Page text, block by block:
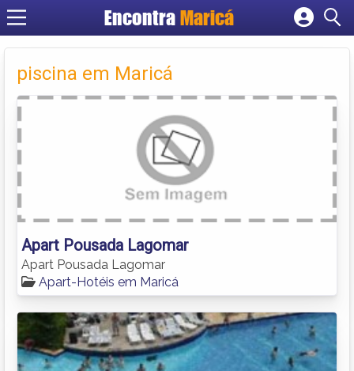
EncontraMaricá
Cadastrar empresa
Criar conta
piscina em Maricá
Apart Pousada Lagomar
Apart Pousada Lagomar
Apart-Hotéis em Maricá